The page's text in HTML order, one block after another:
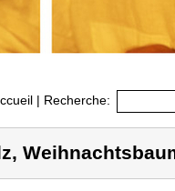
| Recherche: